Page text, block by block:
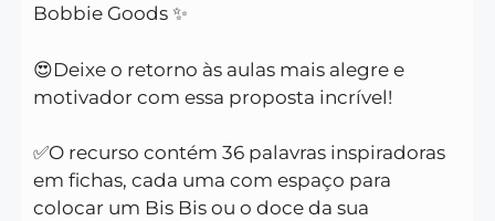
Bobbie Goods ✨
😍Deixe o retorno às aulas mais alegre e
motivador com essa proposta incrível!
✅O recurso contém 36 palavras inspiradoras
em fichas, cada uma com espaço para
colocar um Bis Bis ou o doce da sua